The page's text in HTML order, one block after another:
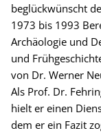
beglückwünscht
1973 bis 1993
Archäologie und
und
von Dr. Werner
Als Prof. Dr.
hielt er einen
dem er ein Fazit